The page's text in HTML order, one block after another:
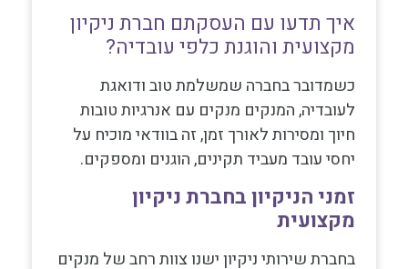
איך תדעו עם העסקתם חברת ניקיון
מקצועית והוגנת כלפי עובדיה?
כשמדובר בחברה שמשלמת טוב ודואגת
לעובדיה, המנקים מנקים עם אנרגיות טובות
חיוך ומסירות לאורך זמן, זה בוודאי מוכיח על
יחסי עובד מעביד תקינים, הוגנים ומספקים.
זמני הניקיון בחברת ניקיון
מקצועית
בחברת שירותי ניקיון ישנו צוות רחב של מנקים